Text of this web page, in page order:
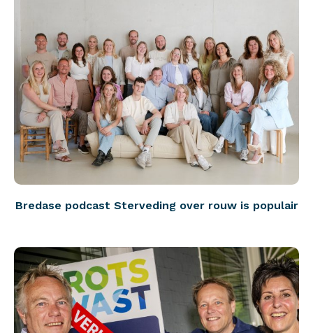
Bredase podcast Sterveding over rouw is populair